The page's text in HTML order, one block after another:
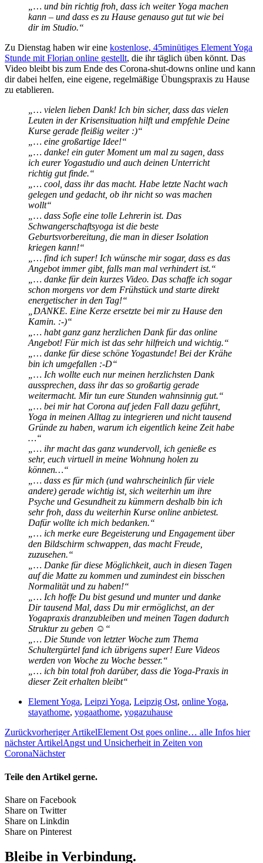
„… und bin richtig froh, dass ich weiter Yoga machen
kann – und dass es zu Hause genauso gut tut wie bei
dir im Studio.“
Zu Dienstag haben wir eine kostenlose, 45minütiges Element Yoga
Stunde mit Florian online gestellt, die ihr täglich üben könnt. Das
Video bleibt bis zum Ende des Corona-shut-downs online und kann
dir dabei helfen, eine eigene, regelmäßige Übungspraxis zu Hause
zu etablieren.
„… vielen lieben Dank! Ich bin sicher, dass das vielen
Leuten in der Krisensituation hilft und empfehle Deine
Kurse gerade fleißig weiter :)“
„… eine großartige Idee!“
„… danke! ein guter Moment um mal zu sagen, dass
ich eurer Yogastudio und auch deinen Unterricht
richtig gut finde.“
„… cool, dass ihr das macht. Habe letzte Nacht wach
gelegen und gedacht, ob ihr nicht so was machen
wollt“
„… dass Sofie eine tolle Lehrerin ist. Das
Schwangerschaftsyoga ist die beste
Geburtsvorbereitung, die man in dieser Isolation
kriegen kann!“
„… find ich super! Ich wünsche mir sogar, dass es das
Angebot immer gibt, falls man mal verhindert ist.“
„… danke für dein kurzes Video. Das schaffe ich sogar
schon morgens vor dem Frühstück und starte direkt
energetischer in den Tag!“
„DANKE. Eine Kerze ersetzte bei mir zu Hause den
Kamin. :-)“
„… habt ganz ganz herzlichen Dank für das online
Angebot! Für mich ist das sehr hilfreich und wichtig.“
„… danke für diese schöne Yogastunde! Bei der Krähe
bin ich umgefallen :-D“
„… Ich wollte euch nur meinen herzlichsten Dank
aussprechen, dass ihr das so großartig gerade
weitermacht. Mir tun eure Stunden wahnsinnig gut.“
„… bei mir hat Corona auf jeden Fall dazu geführt,
Yoga in meinen Alltag zu integrieren und nicht tausend
Gründe zu haben, warum ich eigentlich keine Zeit habe
…“
„… ihr macht das ganz wundervoll, ich genieße es
sehr, euch virtuell in meine Wohnung holen zu
können…“
„… dass es für mich (und wahrscheinlich für viele
andere) gerade wichtig ist, sich weiterhin um ihre
Psyche und Gesundheit zu kümmern deshalb bin ich
sehr froh, dass du weiterhin Kurse online anbietest.
Dafür wollte ich mich bedanken.“
„… ich merke eure Begeisterung und Engagement über
den Bildschirm schwappen, das macht Freude,
zuzusehen.“
„… Danke für diese Möglichkeit, auch in diesen Tagen
auf die Matte zu kommen und zumindest ein bisschen
Normalität und zu haben!“
„… Ich hoffe Du bist gesund und munter und danke
Dir tausend Mal, dass Du mir ermöglichst, an der
Yogapraxis dranzubleiben und meinen Tagen dadurch
Struktur zu geben ☺“
„… Die Stunde von letzter Woche zum Thema
Schultergürtel fand ich übrigens super! Eure Videos
werden von Woche zu Woche besser.“
„… ich bin total froh darüber, dass die Yoga-Praxis in
dieser Zeit erhalten bleibt“
Element Yoga, Leipzi Yoga, Leipzig Ost, online Yoga,
stayathome, yogaathome, yogazuhause
Zurückvorheriger ArtikelElement Ost goes online… alle Infos hier
nächster ArtikelAngst und Unsicherheit in Zeiten von
CoronaNächster
Teile den Artikel gerne.
Share on Facebook
Share on Twitter
Share on Linkdin
Share on Pinterest
Bleibe in Verbindung.